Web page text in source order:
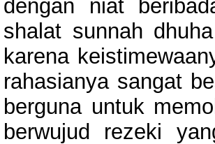
dengan niat
shalat sunnah
karena
rahasianya sangat
berguna untuk
berwujud rezeki